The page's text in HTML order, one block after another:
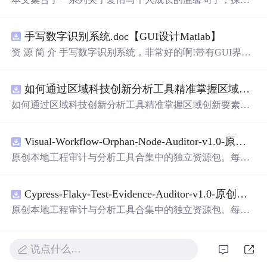
手写数字识别系统.doc【GUI设计Matlab】
资 源 简 介 手写数字识别系统，非常好的啊!带有GUI界
带有直观的图形用户界面（GUI），非常容易使用。你只
需要将手写数字输入系统，它将立即给出准确的识别结
是一个非常方便和实用的工具，你一定会喜欢它的！
如何通过区域科技创新分析工具精准掌握区域创新要素分布与产业链融合现状？.docx
如何通过区域科技创新分析工具精准掌握区域创新要素分
Visual-Workflow-Orphan-Node-Auditor-v1.0-原创源码与文档.zip
原创本地工程审计与分析工具合集中的独立资源包。每个
README、运行说明、功能清单、MIT License及原创与授
权声明。解压后进入project目录，执行npm test验证算法，
目源码、Logo、官方截图、论文、生产日志或其他受限素
材。适合前端开发、AI应用工程、测试审计和课程实践。
Cypress-Flaky-Test-Evidence-Auditor-v1.0-原创源码与文档.zip
原创本地工程审计与分析工具合集中的独立资源包。每个
README、运行说明、功能清单、MIT License及原创与授
说点什么…